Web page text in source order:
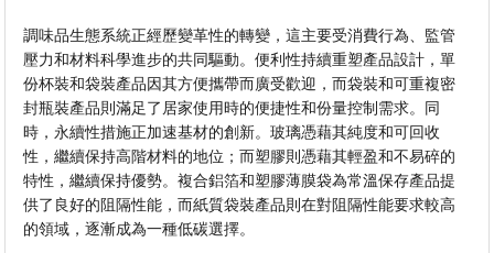
調味品生態系統正經歷變革性的轉變，這主要受消費行為、監管
壓力和材料科學進步的共同驅動。便利性持續重塑產品設計，單
份杯裝和袋裝產品因其方便攜帶而廣受歡迎，而袋裝和可重複密
封瓶裝產品則滿足了居家使用時的便捷性和份量控制需求。同
時，永續性措施正加速基材的創新。玻璃憑藉其純度和可回收
性，繼續保持高階材料的地位；而塑膠則憑藉其輕盈和不易碎的
特性，繼續保持優勢。複合鋁箔和塑膠薄膜袋為常溫保存產品提
供了良好的阻隔性能，而紙質袋裝產品則在對阻隔性能要求較高
的領域，逐漸成為一種低碳選擇。